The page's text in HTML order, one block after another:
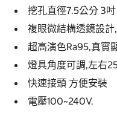
挖孔直徑7.5公分 3吋
複眼微結構透鏡設
超高演色Ra95,真實
燈具角度可調,左右
快速接頭 方便安裝
電壓100~240V.